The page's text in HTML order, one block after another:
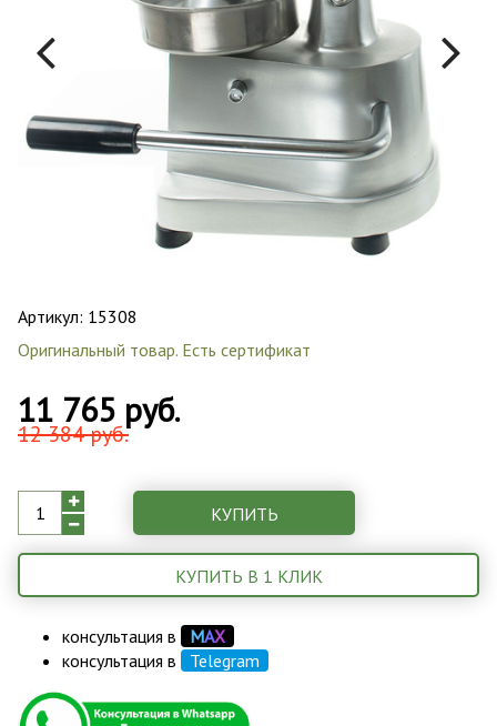
Артикул: 15308
Оригинальный товар. Есть сертификат
11 765 руб.
12 384 руб.
КУПИТЬ
КУПИТЬ В 1 КЛИК
консультация в МАХ
консультация в Telegram